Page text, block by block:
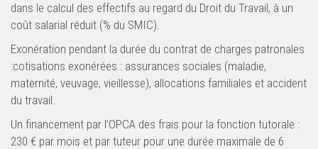
dans le calcul des effectifs au regard du Droit du Travail, à un
coût salarial réduit (% du SMIC).
Exonération pendant la durée du contrat de charges patronales
:cotisations exonérées : assurances sociales (maladie,
maternité, veuvage, vieillesse), allocations familiales et accident
du travail.
Un financement par l’OPCA des frais pour la fonction tutorale :
230 € par mois et par tuteur pour une durée maximale de 6